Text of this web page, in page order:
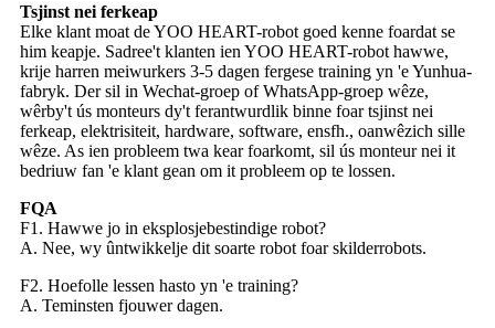
Tsjinst nei ferkeap
Elke klant moat de YOO HEART-robot goed kenne foardat se
him keapje. Sadree't klanten ien YOO HEART-robot hawwe,
krije harren meiwurkers 3-5 dagen fergese training yn 'e Yunhua-
fabryk. Der sil in Wechat-groep of WhatsApp-groep wêze,
wêrby't ús monteurs dy't ferantwurdlik binne foar tsjinst nei
ferkeap, elektrisiteit, hardware, software, ensfh., oanwêzich sille
wêze. As ien probleem twa kear foarkomt, sil ús monteur nei it
bedriuw fan 'e klant gean om it probleem op te lossen.
FQA
F1. Hawwe jo in eksplosjebestindige robot?
A. Nee, wy ûntwikkelje dit soarte robot foar skilderrobots.
F2. Hoefolle lessen hasto yn 'e training?
A. Teminsten fjouwer dagen.